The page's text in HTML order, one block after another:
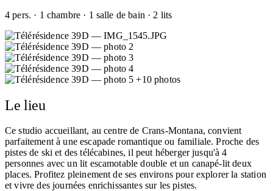
4 pers. · 1 chambre · 1 salle de bain · 2 lits
+10 photos
Le lieu
Ce studio accueillant, au centre de Crans-Montana, convient
parfaitement à une escapade romantique ou familiale. Proche des
pistes de ski et des télécabines, il peut héberger jusqu'à 4
personnes avec un lit escamotable double et un canapé-lit deux
places. Profitez pleinement de ses environs pour explorer la station
et vivre des journées enrichissantes sur les pistes.